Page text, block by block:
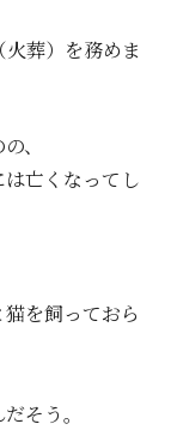
葬）を務めま
、
亡くなってし
を飼っておら
そう。